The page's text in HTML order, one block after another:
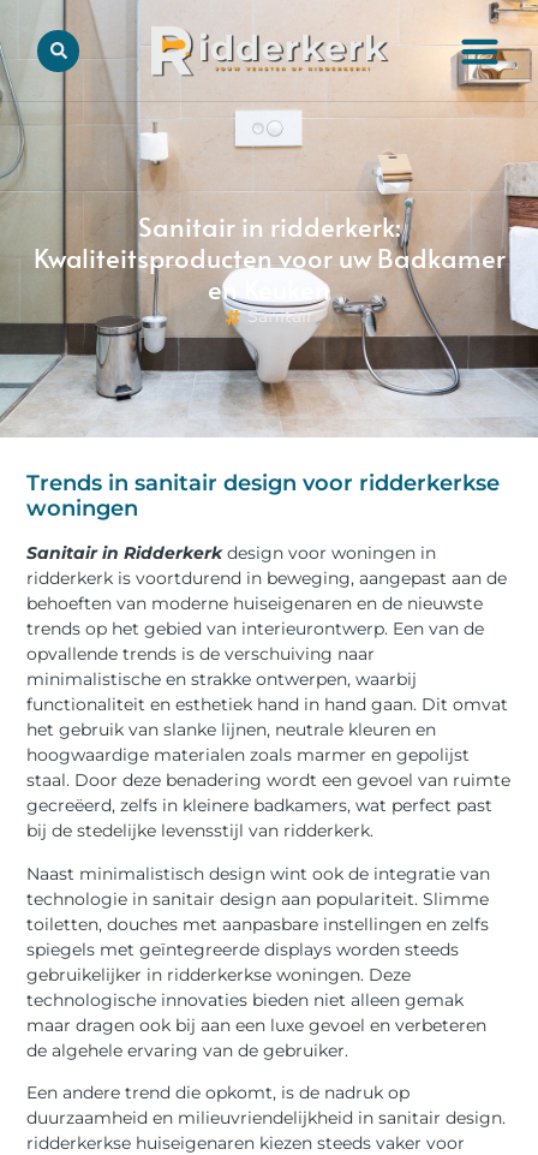
Sanitair in ridderkerk:
Kwaliteitsproducten voor uw Badkamer
en Keuken
Sanitair
Trends in sanitair design voor ridderkerkse
woningen
Sanitair in Ridderkerkdesign voor woningen in
ridderkerk is voortdurend in beweging, aangepast aan de
behoeften van moderne huiseigenaren en de nieuwste
trends op het gebied van interieurontwerp. Een van de
opvallende trends is de verschuiving naar
minimalistische en strakke ontwerpen, waarbij
functionaliteit en esthetiek hand in hand gaan. Dit omvat
het gebruik van slanke lijnen, neutrale kleuren en
hoogwaardige materialen zoals marmer en gepolijst
staal. Door deze benadering wordt een gevoel van ruimte
gecreëerd, zelfs in kleinere badkamers, wat perfect past
bij de stedelijke levensstijl van ridderkerk.
Naast minimalistisch design wint ook de integratie van
technologie in sanitair design aan populariteit. Slimme
toiletten, douches met aanpasbare instellingen en zelfs
spiegels met geïntegreerde displays worden steeds
gebruikelijker in ridderkerkse woningen. Deze
technologische innovaties bieden niet alleen gemak
maar dragen ook bij aan een luxe gevoel en verbeteren
de algehele ervaring van de gebruiker.
Een andere trend die opkomt, is de nadruk op
duurzaamheid en milieuvriendelijkheid in sanitair design.
ridderkerkse huiseigenaren kiezen steeds vaker voor